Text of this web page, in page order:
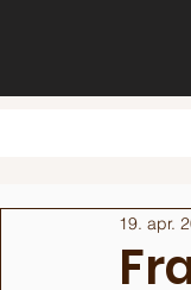
19. apr.